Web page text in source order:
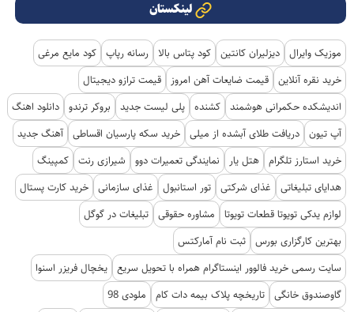
لینکستان
موزیک وایرال دیزلیران کانتین کود پتاس بالا رسانه رپاپ کود مایع مرغی
خرید نقره آنلاین قیمت ضایعات آهن امروز
قیمت ترازو دیجیتال
اندیشکده حکمرانی هوشمند کشنده پلی لیست جدید بروکر ترندو دانلود اهنگ
آپ تیون دریافت طلای آبشده از میلی خرید سکه پارسیان اقساطی آهنگ جدید
خرید استارز تلگرام هتل یار نمایندگی تعمیرات دوو شیرازی رنت کمپینگ
هدایای تبلیغاتی
غذای شرکتی تور استانبول غذای سازمانی خرید کارت پستال
لوازم یدکی تویوتا قطعات تویوتا
مشاوره حقوقی تبلیغات در گوگل
بهترین کارگزاری بورس ثبت نام آمارکتس
سایت رسمی خرید فالوور اینستاگرام همراه با تحویل سریع یخچال فریزر اسنوا
گاوصندوق خانگی تاریخچه پلاک بیمه دات کام
ملودی 98